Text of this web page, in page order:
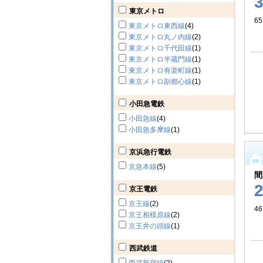
東京メトロ
東京メトロ東西線(4)
東京メトロ丸ノ内線(2)
東京メトロ千代田線(1)
東京メトロ半蔵門線(1)
東京メトロ有楽町線(1)
東京メトロ副都心線(1)
小田急電鉄
小田急線(4)
小田急多摩線(1)
京浜急行電鉄
京急本線(5)
京王電鉄
京王線(2)
京王相模原線(2)
京王井の頭線(1)
西武鉄道